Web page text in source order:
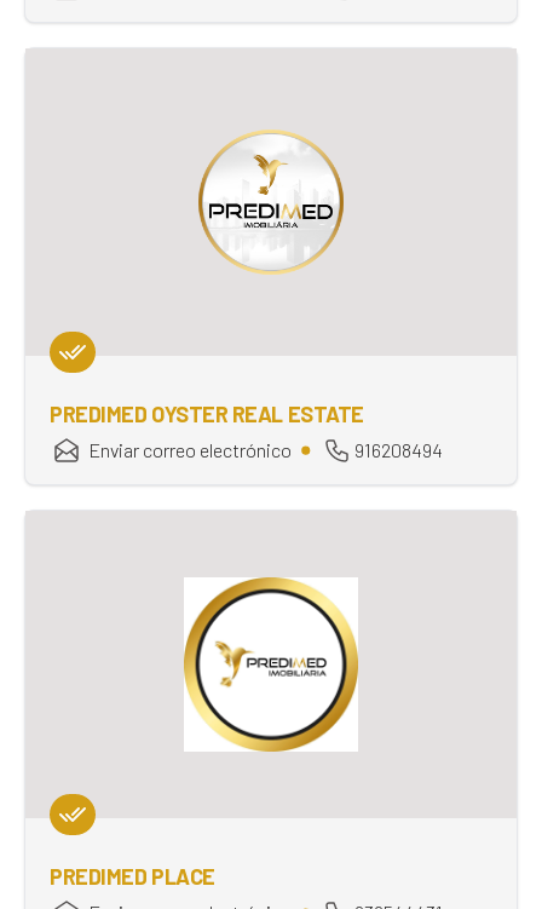
PREDIMED OYSTER REAL ESTATE
Enviar correo electrónico 916208494
PREDIMED PLACE